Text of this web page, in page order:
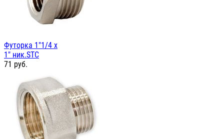
Футорка 1"1/4 х
1" ник.STC
71 руб.